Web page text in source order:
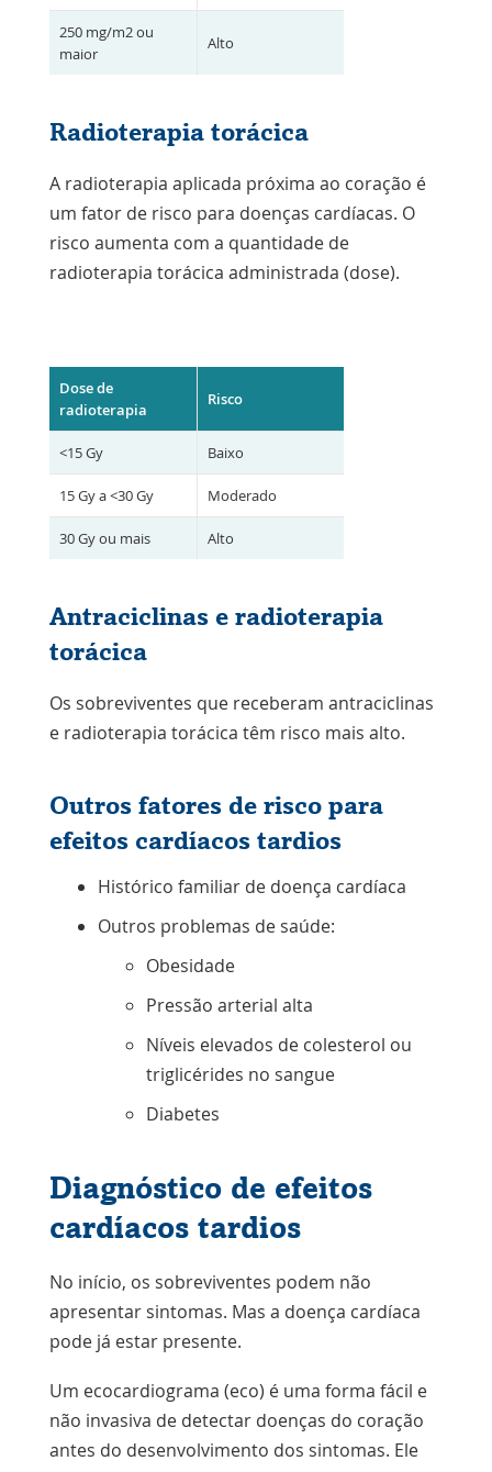
250 mg/m2 ou
maior
Alto
Radioterapia torácica
A radioterapia aplicada próxima ao coração é
um fator de risco para doenças cardíacas. O
risco aumenta com a quantidade de
radioterapia torácica administrada (dose).
Dose de
radioterapia
Risco
<15 Gy Baixo
15 Gy a <30 Gy Moderado
30 Gy ou mais Alto
Antraciclinas e radioterapia
torácica
Os sobreviventes que receberam antraciclinas
e radioterapia torácica têm risco mais alto.
Outros fatores de risco para
efeitos cardíacos tardios
Histórico familiar de doença cardíaca
Outros problemas de saúde:
Obesidade
Pressão arterial alta
Níveis elevados de colesterol ou
triglicérides no sangue
Diabetes
Diagnóstico de efeitos
cardíacos tardios
No início, os sobreviventes podem não
apresentar sintomas. Mas a doença cardíaca
pode já estar presente.
Um ecocardiograma (eco) é uma forma fácil e
não invasiva de detectar doenças do coração
antes do desenvolvimento dos sintomas. Ele